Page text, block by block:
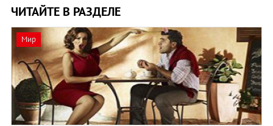
ЧИТАЙТЕ В РАЗДЕЛЕ
Мир